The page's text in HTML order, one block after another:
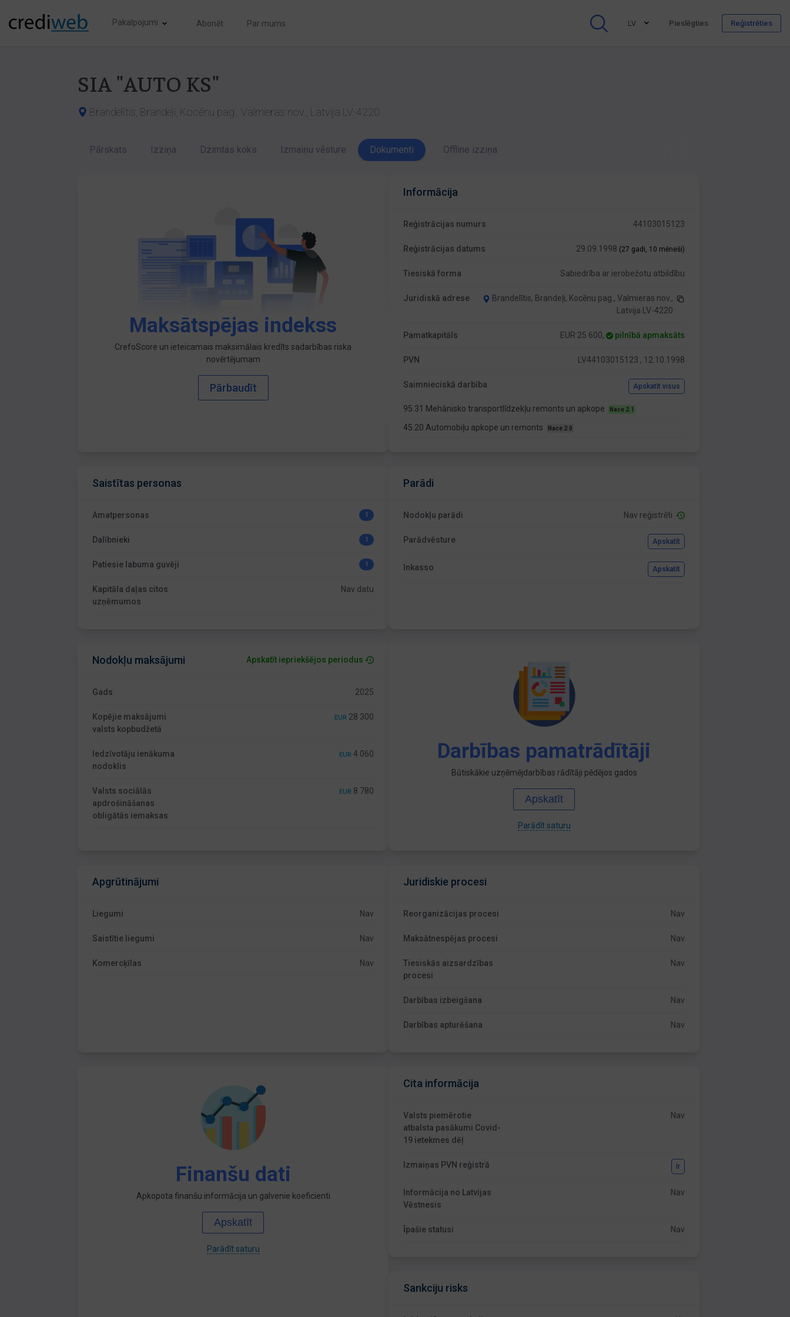
Pakalpojumi Abonēt Par mums LV Pieslēgties Reģistrēties
SIA "AUTO KS"
Brandelītis, Brandeļi, Kocēnu pag., Valmieras nov., Latvija LV-4220
Pārskats Izziņa Dzimtas koks Izmaiņu vēsture Dokumenti Offline izziņa
Maksātspējas indekss
CrefoScore un ieteicamais maksimālais kredīts sadarbības riska
novērtējumam
Pārbaudīt
Informācija
Reģistrācijas numurs 44103015123
Reģistrācijas datums 29.09.1998 (27 gadi, 10 mēneši)
Tiesiskā forma Sabiedrība ar ierobežotu atbildību
Juridiskā adrese
Brandelītis, Brandeļi, Kocēnu pag., Valmieras nov.,
Latvija LV-4220
Pamatkapitāls EUR 25 600, pilnībā apmaksāts
PVN LV44103015123 , 12.10.1998
Saimnieciskā darbība Apskatīt visus
95.31 Mehānisko transportlīdzekļu remonts un apkope Nace 2.1
45.20 Automobiļu apkope un remonts Nace 2.0
Saistītas personas
Amatpersonas 1
Dalībnieki 1
Patiesie labuma guvēji 1
Kapitāla daļas citos
uzņēmumos
Nav datu
Parādi
Nodokļu parādi Nav reģistrēti
Parādvēsture Apskatīt
Inkasso Apskatīt
Nodokļu maksājumi Apskatīt iepriekšējos periodus
Gads 2025
Kopējie maksājumi
valsts kopbudžetā
EUR 28 300
Iedzīvotāju ienākuma
nodoklis
EUR 4 060
Valsts sociālās
apdrošināšanas
obligātās iemaksas
EUR 8 780
Darbības pamatrādītāji
Būtiskākie uzņēmējdarbības rādītāji pēdējos gados
Apskatīt
Parādīt saturu
Apgrūtinājumi
Liegumi Nav
Saistītie liegumi Nav
Komercķīlas Nav
Juridiskie procesi
Reorganizācijas procesi Nav
Maksātnespējas procesi Nav
Tiesiskās aizsardzības
procesi
Nav
Darbības izbeigšana Nav
Darbības apturēšana Nav
Finanšu dati
Apkopota finanšu informācija un galvenie koeficienti
Apskatīt
Parādīt saturu
Cita informācija
Valsts piemērotie
atbalsta pasākumi Covid-
19 ietekmes dēļ
Nav
Izmaiņas PVN reģistrā Ir
Informācija no Latvijas
Vēstnesis
Nav
Īpašie statusi Nav
Sankciju risks